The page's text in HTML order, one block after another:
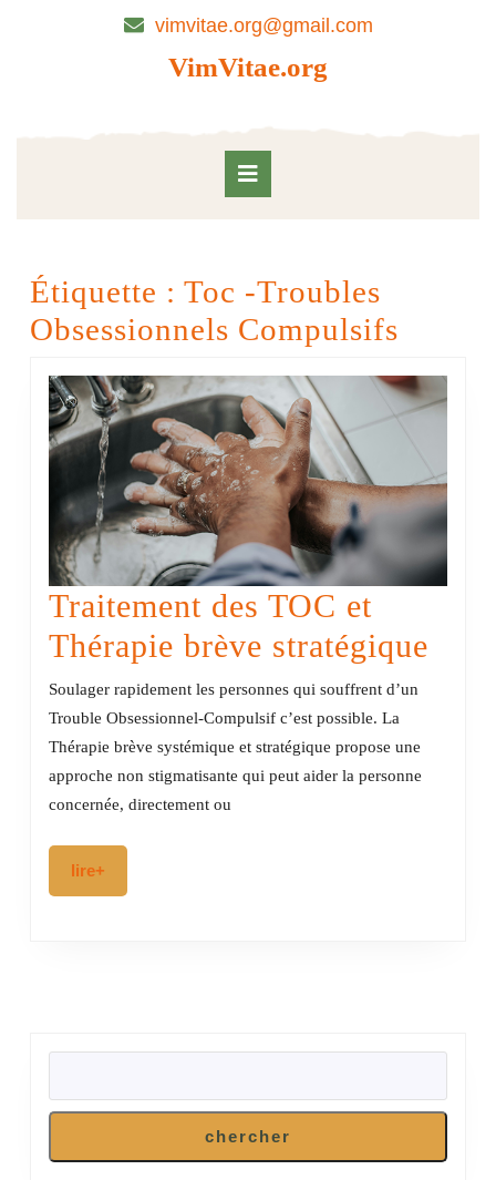
vimvitae.org@gmail.com
VimVitae.org
Étiquette : Toc -Troubles
Obsessionnels Compulsifs
Traitement des TOC et
Thérapie brève stratégique
Soulager rapidement les personnes qui souffrent d’un
Trouble Obsessionnel-Compulsif c’est possible. La
Thérapie brève systémique et stratégique propose une
approche non stigmatisante qui peut aider la personne
concernée, directement ou
lire+
chercher